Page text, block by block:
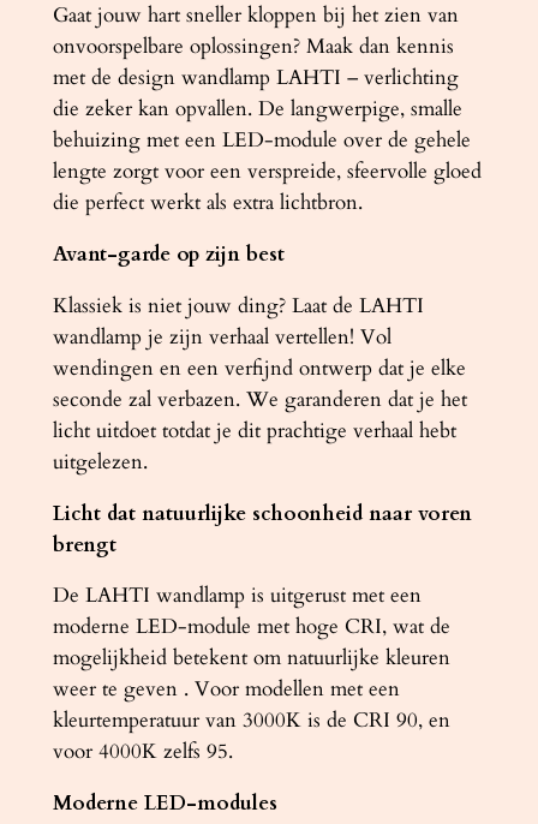
z
w
a
r
t
4
0
0
K
a
a
n
t
a
Gaat jouw hart sneller kloppen bij het zien van
onvoorspelbare oplossingen? Maak dan kennis
met de design wandlamp LAHTI – verlichting
die zeker kan opvallen. De langwerpige, smalle
behuizing met een LED-module over de gehele
lengte zorgt voor een verspreide, sfeervolle gloed
die perfect werkt als extra lichtbron.
Avant-garde op zijn best
Klassiek is niet jouw ding? Laat de LAHTI
wandlamp je zijn verhaal vertellen! Vol
wendingen en een verfijnd ontwerp dat je elke
seconde zal verbazen. We garanderen dat je het
licht uitdoet totdat je dit prachtige verhaal hebt
uitgelezen.
Licht dat natuurlijke schoonheid naar voren
brengt
De LAHTI wandlamp is uitgerust met een
moderne LED-module met hoge CRI, wat de
mogelijkheid betekent om natuurlijke kleuren
weer te geven . Voor modellen met een
kleurtemperatuur van 3000K is de CRI 90, en
voor 4000K zelfs 95.
Moderne LED-modules